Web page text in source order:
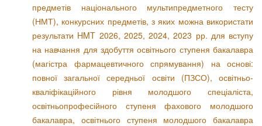
предметів національного мультипредметного тесту
(НМТ), конкурсних предметів, з яких можна використати
результати HMT 2026, 2025, 2024, 2023 рр. для вступу
на навчання для здобуття освітнього ступеня бакалавра
(магістра фармацевтичного спрямування) на основі:
повної загальної середньої освіти (ПЗСО), освітньо-
кваліфікаційного рівня молодшого спеціаліста,
освітньопрофесійного ступеня фахового молодшого
бакалавра, освітнього ступеня молодшого бакалавра